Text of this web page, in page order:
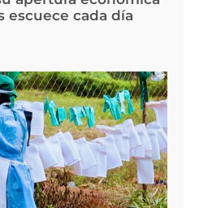
escuece cada día